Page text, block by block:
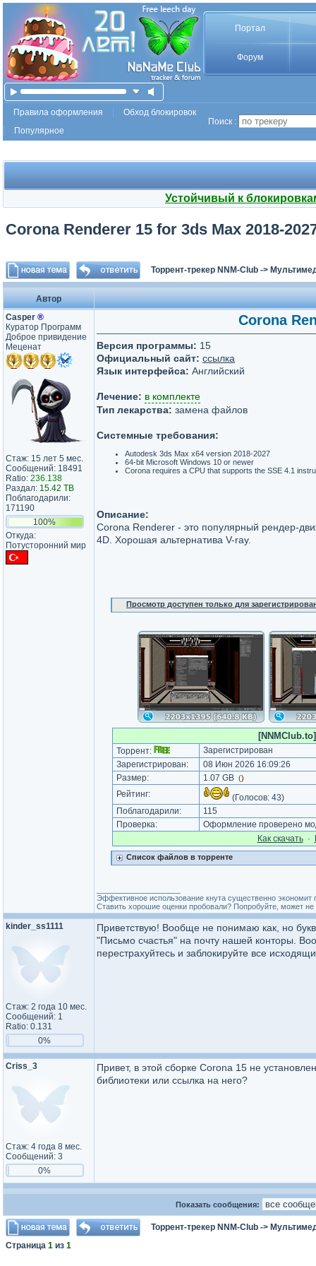
Портал
Форум
Правила оформления
Обход блокировок
Популярное
Поиск :
Устойчивый к
Corona Renderer 15 for 3ds Max 2018-
Торрент-трекер NNM-Club ->
Автор
Casper ®
Куратор Программ
Доброе привидение
Меценат
Стаж: 15 лет 5 мес.
Сообщений: 18491
Ratio: 236.138
Раздал: 15.42 TB
Поблагодарили:
171190
100%
Откуда:
Потусторонний мир
Corona
Версия программы: 15
Официальный сайт: ссылка
Язык интерфейса: Английский
Лечение: в комплекте
Тип лекарства: замена файлов
Системные требования:
Autodesk 3ds Max x64 version 2018-2027
64-bit Microsoft Windows 10 or newer
Corona requires a CPU that supports the SSE 4.1
Описание:
Corona Renderer - это популярный рендер-
4D. Хорошая альтернатива V-ray.
Просмотр доступен только для
Торрент:
Зарегистрирован
Зарегистрирован:
08 Июн 2026 16:09:26
Размер:
1.07 GB ()
Рейтинг: (Голосов: 43)
Поблагодарили:
115
Проверка:
Оформление проверено
Как cкачать·
Список файлов в торренте
Эффективное использование кнута существенно экономит
Ставить хорошие оценки пробовали? Попробуйте, может
kinder_ss1111
Стаж: 2 года 10 мес.
Сообщений: 1
Ratio: 0.131
0%
Приветствую! Вообще не понимаю как, но
"Письмо счастья" на почту нашей конторы.
перестрахуйтесь и заблокируйте все
Criss_3
Стаж: 4 года 8 мес.
Сообщений: 3
0%
Привет, в этой сборке Corona 15 не
библиотеки или ссылка на него?
Показать сообщения:
Торрент-трекер NNM-Club ->
Страница 1 из 1